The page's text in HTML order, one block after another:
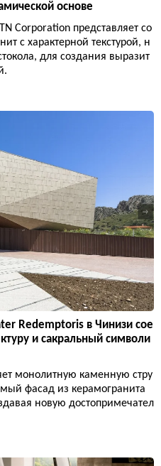
основе
Corporation представляет со
с характерной текстурой, н
для создания выразит
Redemptoris в Чинизи сое
и сакральный символи
монолитную каменную стру
фасад из керамогранита
новую достопримечател